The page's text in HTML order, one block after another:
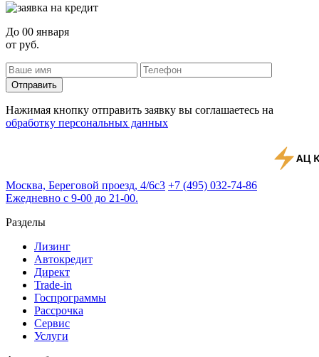
До 00 января
от руб.
Отправить
Нажимая кнопку отправить заявку вы соглашаетесь на
обработку персональных данных
Москва, Береговой проезд, 4/6с3 +7 (495) 032-74-86
Ежедневно с 9-00 до 21-00.
Разделы
Лизинг
Автокредит
Директ
Trade-in
Госпрограммы
Рассрочка
Сервис
Услуги